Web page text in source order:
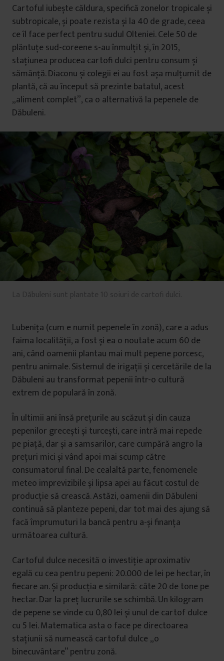
Cartoful iubește căldura, specifică zonelor tropicale și
subtropicale, și poate rezista și la 40 de grade, ceea
ce îl face perfect pentru sudul Olteniei. Cele 50 de
plăntuțe sud-coreene s-au înmulțit și, în 2015,
stațiunea producea cartofi dulci pentru consum și
sămânță. Diaconu și colegii ei au fost așa mulțumit de
plantă, că au început să prezinte batatul, acest
„aliment complet”, ca o alternativă la pepenele de
Dăbuleni.
La Dăbuleni sunt plantate 10 soiuri de cartofi dulci.
Lubenița (cum e numit pepenele în zonă), care a adus
faima localității, a fost și ea o noutate acum 60 de
ani, când oamenii plantau mai mult pepene porcesc,
pentru animale. Sistemul de irigații și cercetările de la
Dăbuleni au transformat pepenii într-o cultură
extrem de populară în zonă.
În ultimii ani însă prețurile au scăzut și din cauza
pepenilor grecești și turcești, care intră mai repede
pe piață, dar și a samsarilor, care cumpără angro la
prețuri mici și vând apoi mai scump către
consumatorul final. De cealaltă parte, fenomenele
meteo imprevizibile și lipsa apei au făcut costul de
producție să crească. Astăzi, oamenii din Dăbuleni
continuă să planteze pepeni, dar tot mai des ajung să
facă împrumuturi la bancă pentru a-și finanța
următoarea cultură.
Cartoful dulce necesită o investiție aproximativ
egală cu cea pentru pepeni: 20.000 de lei pe hectar, în
fiecare an. Și producția e similară: câte 20 de tone pe
hectar. Dar la preț lucrurile se schimbă. Un kilogram
de pepene se vinde cu 0,80 lei și unul de cartof dulce
cu 5 lei. Matematica asta o face pe directoarea
stațiunii să numească cartoful dulce „o
binecuvântare” pentru zonă.